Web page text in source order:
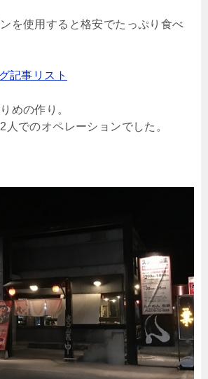
を使用すると格安でたっぷり食べ
記事リスト
めの作り。
人でのオペレーションでした。